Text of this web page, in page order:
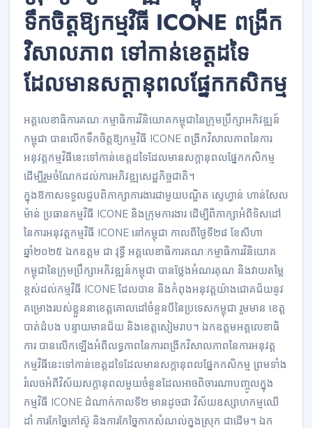
ទឹកចិត្តឱ្យកម្មវិធី ICONE ពង្រីក
វិសាលភាព ទៅកាន់ខេត្តដទៃ
ដែលមានសក្ដានុពលផ្នែកកសិកម្ម
អគ្គលេខាធិការគណៈកម្មាធិការវិនិយោគកម្ពុជានៃក្រុមប្រឹក្សាអភិវឌ្ឍន៍
កម្ពុជា បានលើកទឹកចិត្តឱ្យកម្មវិធី ICONE ពង្រីកវិសាលភាពនៃការ
អនុវត្តកម្មវិធីនេះទៅកាន់ខេត្តដទៃដែលមានសក្ដានុពលផ្នែកកសិកម្ម
ដើម្បីរួមចំណែកដល់ការអភិវឌ្ឍសេដ្ឋកិច្ចជាតិ។
ក្នុងឱកាសទទួលជួបពិភាក្សាការងារជាមួយបណ្ឌិត ស្ទេហ្វាន់ ហាន់សែល
ម៉ាន់ ប្រធានកម្មវិធី ICONE និងក្រុមការងារ ដើម្បីពិភាក្សាអំពីទិសដៅ
នៃការអនុវត្តកម្មវិធី ICONE នៅកម្ពុជា កាលពីថ្ងៃទី២៨ ខែសីហា
ឆ្នាំ២០២៥ ឯកឧត្តម ជា វុទ្ធី អគ្គលេខាធិការគណៈកម្មាធិការវិនិយោគ
កម្ពុជានៃក្រុមប្រឹក្សាអភិវឌ្ឍន៍កម្ពុជា បានថ្លែងអំណរគុណ និងវាយតម្លៃ
ខ្ពស់ដល់កម្មវិធី ICONE ដែលបាន និងកំពុងអនុវត្តយ៉ាងជោគជ័យនូវ
គម្រោងរបស់ខ្លួននាខេត្តគោលដៅចំនួនបីនៃប្រទេសកម្ពុជា រួមមាន ខេត្ត
បាត់ដំបង បន្ទាយមានជ័យ និងខេត្តសៀមរាប។ ឯកឧត្តមអគ្គលេខាធិ
ការ បានលើកឡើងអំពីលទ្ធភាពនៃការពង្រីកវិសាលភាពនៃការអនុវត្ត
កម្មវិធីនេះទៅកាន់ខេត្តដទៃដែលមានសក្ដានុពលផ្នែកកសិកម្ម ព្រមទាំង
រំលេចអំពីវិស័យសក្ដានុពលមួយចំនួនដែលអាចពិចារណាបញ្ចូលក្នុង
កម្មវិធី ICONE ដំណាក់កាលទី២ មានដូចជា វិស័យឧស្សាហកម្មឈើ
ដាំ ការកែច្នៃកៅស៊ូ និងការកែច្នៃកាកសំណល់ក្នុងស្រុក ជាដើម។ ឯក